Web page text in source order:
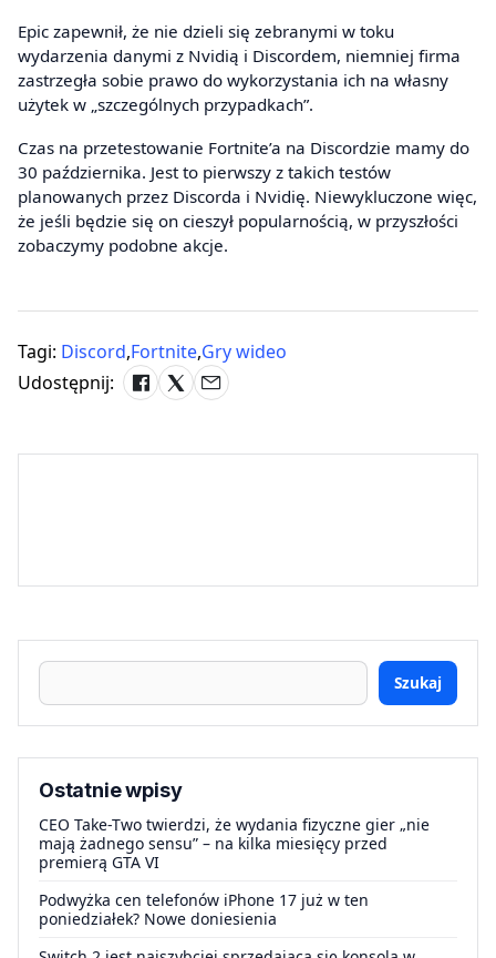
Epic zapewnił, że nie dzieli się zebranymi w toku
wydarzenia danymi z Nvidią i Discordem, niemniej firma
zastrzegła sobie prawo do wykorzystania ich na własny
użytek w „szczególnych przypadkach”.
Czas na przetestowanie Fortnite’a na Discordzie mamy do
30 października. Jest to pierwszy z takich testów
planowanych przez Discorda i Nvidię. Niewykluczone więc,
że jeśli będzie się on cieszył popularnością, w przyszłości
zobaczymy podobne akcje.
Tagi: Discord,Fortnite,Gry wideo
Udostępnij:
Szukaj
Ostatnie wpisy
CEO Take-Two twierdzi, że wydania fizyczne gier „nie
mają żadnego sensu” – na kilka miesięcy przed
premierą GTA VI
Podwyżka cen telefonów iPhone 17 już w ten
poniedziałek? Nowe doniesienia